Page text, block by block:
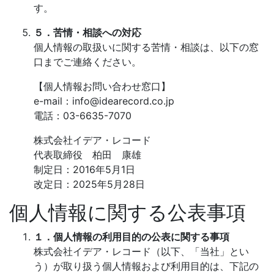
す。
５．苦情・相談への対応
個人情報の取扱いに関する苦情・相談は、以下の窓
口までご連絡ください。
【個人情報お問い合わせ窓口】
e-mail：info@idearecord.co.jp
電話：03-6635-7070
株式会社イデア・レコード
代表取締役 柏田 康雄
制定日：2016年5月1日
改定日：2025年5月28日
個人情報に関する公表事項
１．個人情報の利用目的の公表に関する事項
株式会社イデア・レコード（以下、「当社」とい
う）が取り扱う個人情報および利用目的は、下記の